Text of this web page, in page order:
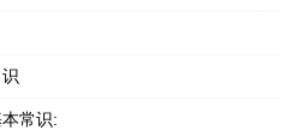
常识: